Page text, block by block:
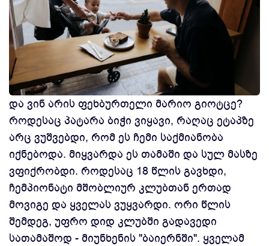
და ვინ არის ფეხბურთელი მარიო გიოტცე?
როდესაც პატარა ბიჭი ვიყავი, რაღაც ეტაპზე
არც ვუშვებდი, რომ ეს ჩემი საქმიანობა
იქნებოდა. მიყვარდა ეს თამაში და სულ მასზე
ვფიქრობდი. როდესაც 18 წლის გავხდი,
ჩემპიონატი მშობლიურ კლუბთან ერთად
მოვიგე და ყველას ვუყვარდი. ორი წლის
შემდეგ, უფრო დიდ კლუბში გადავედი
სათამაშოდ - მიუნხენის "ბაიერნში". ყველამ